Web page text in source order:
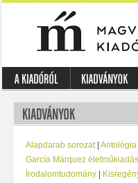
Alapdarab sorozat| Antológia
García Márquez életműkiadás
Irodalomtudomány